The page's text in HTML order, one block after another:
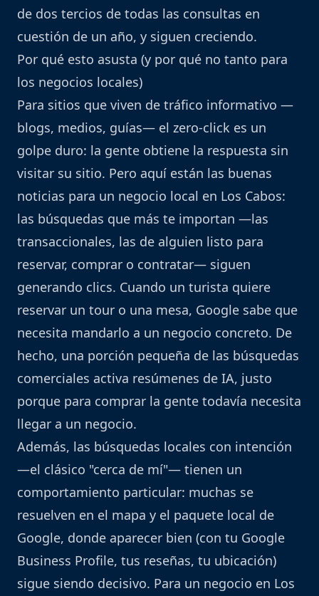
de dos tercios de todas las consultas en
cuestión de un año, y siguen creciendo.
Por qué esto asusta (y por qué no tanto para
los negocios locales)
Para sitios que viven de tráfico informativo —
blogs, medios, guías— el zero-click es un
golpe duro: la gente obtiene la respuesta sin
visitar su sitio. Pero aquí están las buenas
noticias para un negocio local en Los Cabos:
las búsquedas que más te importan —las
transaccionales, las de alguien listo para
reservar, comprar o contratar— siguen
generando clics. Cuando un turista quiere
reservar un tour o una mesa, Google sabe que
necesita mandarlo a un negocio concreto. De
hecho, una porción pequeña de las búsquedas
comerciales activa resúmenes de IA, justo
porque para comprar la gente todavía necesita
llegar a un negocio.
Además, las búsquedas locales con intención
—el clásico "cerca de mí"— tienen un
comportamiento particular: muchas se
resuelven en el mapa y el paquete local de
Google, donde aparecer bien (con tu Google
Business Profile, tus reseñas, tu ubicación)
sigue siendo decisivo. Para un negocio en Los